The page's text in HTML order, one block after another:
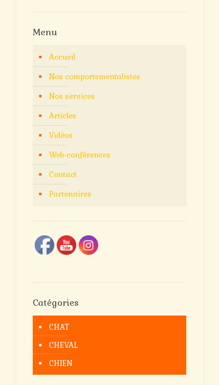
Menu
Accueil
Nos comportementalistes
Nos services
Articles
Vidéos
Web-conférences
Contact
Partenaires
Catégories
CHAT
CHEVAL
CHIEN